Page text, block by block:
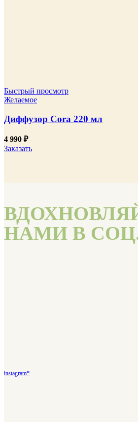
Быстрый просмотр
Желаемое
Диффузор Cora 220 мл
4 990 ₽
Заказать
НАМИ В
instagram*